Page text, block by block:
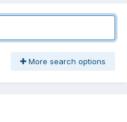
More search options